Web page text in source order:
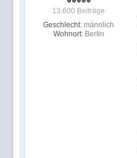
13.600 Beiträge
Geschlecht: männlich
Wohnort: Berlin